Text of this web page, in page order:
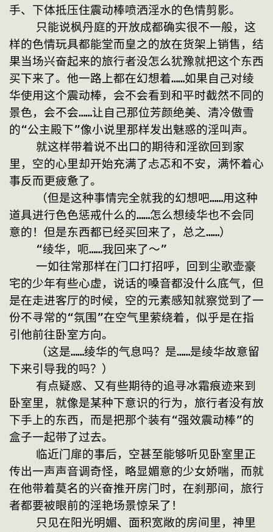
手、下体抵压住震动棒喷洒淫水的色情剪影。
样的色情玩具都能堂而皇之的放在货架上销售，结
果当场兴奋起来的旅行者没怎么犹豫就把这个东西
买下来了。他一路上都在幻想着……如果自己对绫
华使用这个震动棒，会不会看到和平时截然不同的
景色，会不会……让自己那位芳颜绝美、清冷傲雪
的“公主殿下”像小说里那样发出魅惑的淫叫声。
里，空的心里却开始充满了忐忑和不安，满怀着心
事反而更疲惫了。
道具进行色色惩戒什么的……怎么想绫华也不会同
意的！但是东西都已经买回来了，总之……）
    “绫华，呃……我回来了～”
宅的少年有些心虚，说话的嗓音都没什么底气，但
是在走进客厅的时候，空的元素感知就察觉到了一
份不寻常的“氛围”在空气里萦绕着，似乎是在指
引他前往卧室方向。
下来引导我的吗？）
卧室里，就像是某种下意识的行为，旅行者没有放
下手上的东西，而是把那个装有“强效震动棒”的
盒子一起带了过去。
传出一声声音调奇怪，略显媚意的少女娇喘，而就
在他带着莫名的兴奋推开房门时，在刹那间，旅行
者都要被眼前的淫艳场景惊呆了！